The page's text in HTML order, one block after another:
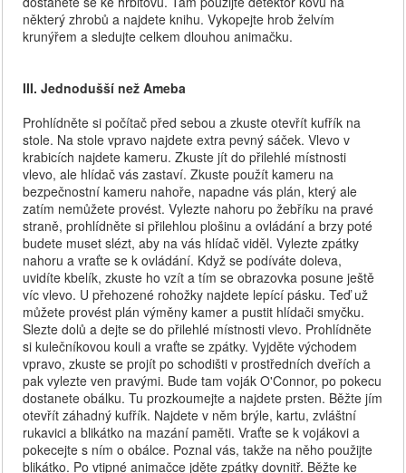
některý zhrobů a najdete knihu. Vykopejte hrob želvím
krunýřem a sledujte celkem dlouhou animačku.
III. Jednodušší než Ameba
Prohlídněte si počítač před sebou a zkuste otevřít kufřík na
stole. Na stole vpravo najdete extra pevný sáček. Vlevo v
krabicích najdete kameru. Zkuste jít do přilehlé místnosti
vlevo, ale hlídač vás zastaví. Zkuste použít kameru na
bezpečnostní kameru nahoře, napadne vás plán, který ale
zatím nemůžete provést. Vylezte nahoru po žebříku na pravé
straně, prohlídněte si přilehlou plošinu a ovládání a brzy poté
budete muset slézt, aby na vás hlídač viděl. Vylezte zpátky
nahoru a vraťte se k ovládání. Když se podíváte doleva,
uvidíte kbelík, zkuste ho vzít a tím se obrazovka posune ještě
víc vlevo. U přehozené rohožky najdete lepící pásku. Teď už
můžete provést plán výměny kamer a pustit hlídači smyčku.
Slezte dolů a dejte se do přilehlé místnosti vlevo. Prohlídněte
si kulečníkovou kouli a vraťte se zpátky. Vyjděte východem
vpravo, zkuste se projít po schodišti v prostředních dveřích a
pak vylezte ven pravými. Bude tam voják O'Connor, po pokecu
dostanete obálku. Tu prozkoumejte a najdete prsten. Běžte jím
otevřít záhadný kufřík. Najdete v něm brýle, kartu, zvláštní
rukavici a blikátko na mazání paměti. Vraťte se k vojákovi a
pokecejte s ním o obálce. Poznal vás, takže na něho použijte
blikátko. Po vtipné animačce jděte zpátky dovnitř. Běžte ke